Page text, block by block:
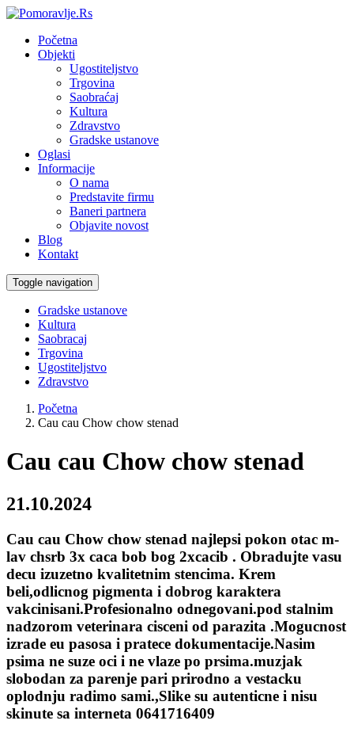
Početna
Objekti
Ugostiteljstvo
Trgovina
Saobraćaj
Kultura
Zdravstvo
Gradske ustanove
Oglasi
Informacije
O nama
Predstavite firmu
Baneri partnera
Objavite novost
Blog
Kontakt
Toggle navigation
Gradske ustanove
Kultura
Saobracaj
Trgovina
Ugostiteljstvo
Zdravstvo
Početna
Cau cau Chow chow stenad
Cau cau Chow chow stenad
21.10.2024
Cau cau Chow chow stenad najlepsi pokon otac m-
lav chsrb 3x caca bob bog 2xcacib . Obradujte vasu
decu izuzetno kvalitetnim stencima. Krem
beli,odlicnog pigmenta i dobrog karaktera
vakcinisani.Profesionalno odnegovani.pod stalnim
nadzorom veterinara cisceni od parazita .Mogucnost
izrade eu pasosa i pratece dokumentacije.Nasim
psima ne suze oci i ne vlaze po prsima.muzjak
slobodan za parenje pari prirodno a vestacku
oplodnju radimo sami.,Slike su autenticne i nisu
skinute sa interneta 0641716409